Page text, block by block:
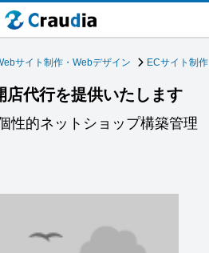
サイト制作・Webデザイン ECサイト制作
店代行を提供いたします
性的ネットショップ構築管理